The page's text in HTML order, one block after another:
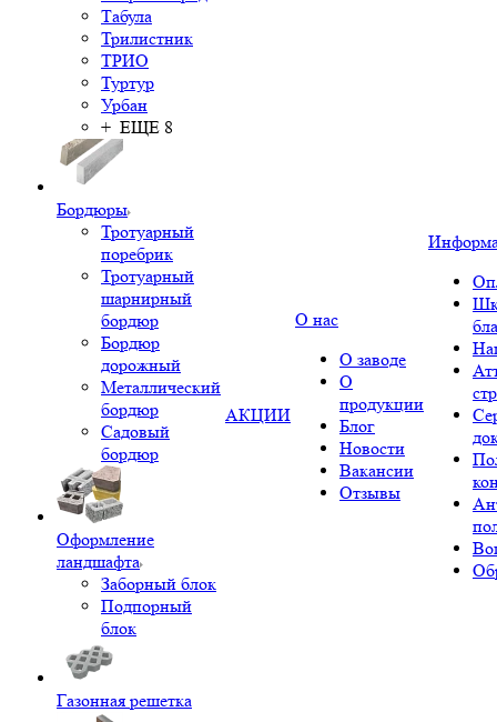
Табула
Трилистник
ТРИО
Туртур
Урбан
+ ЕЩЕ 8
Бордюры
Тротуарный
поребрик
Тротуарный
шарнирный
бордюр
Бордюр
дорожный
Металлический
бордюр
Садовый
бордюр
Оформление
ландшафта
Заборный блок
Подпорный
блок
Газонная решетка
АКЦИИ
О нас
О заводе
О
продукции
Блог
Новости
Вакансии
Отзывы